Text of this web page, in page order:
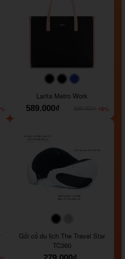
#000000#000000
Larita Metro Work
589.000₫
-16%
Gối cổ du lịch The Travel Star
TC360